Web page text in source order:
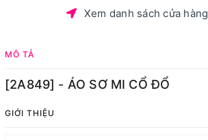
Xem danh sách cửa hàng
MÔ TẢ
[2A849] - ÁO SƠ MI CỔ ĐỔ
GIỚI THIỆU